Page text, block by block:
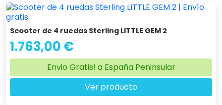
Scooter de 4 ruedas Sterling LITTLE GEM 2
1.763,00 €
Envio Gratis! a España Peninsular
Ver producto